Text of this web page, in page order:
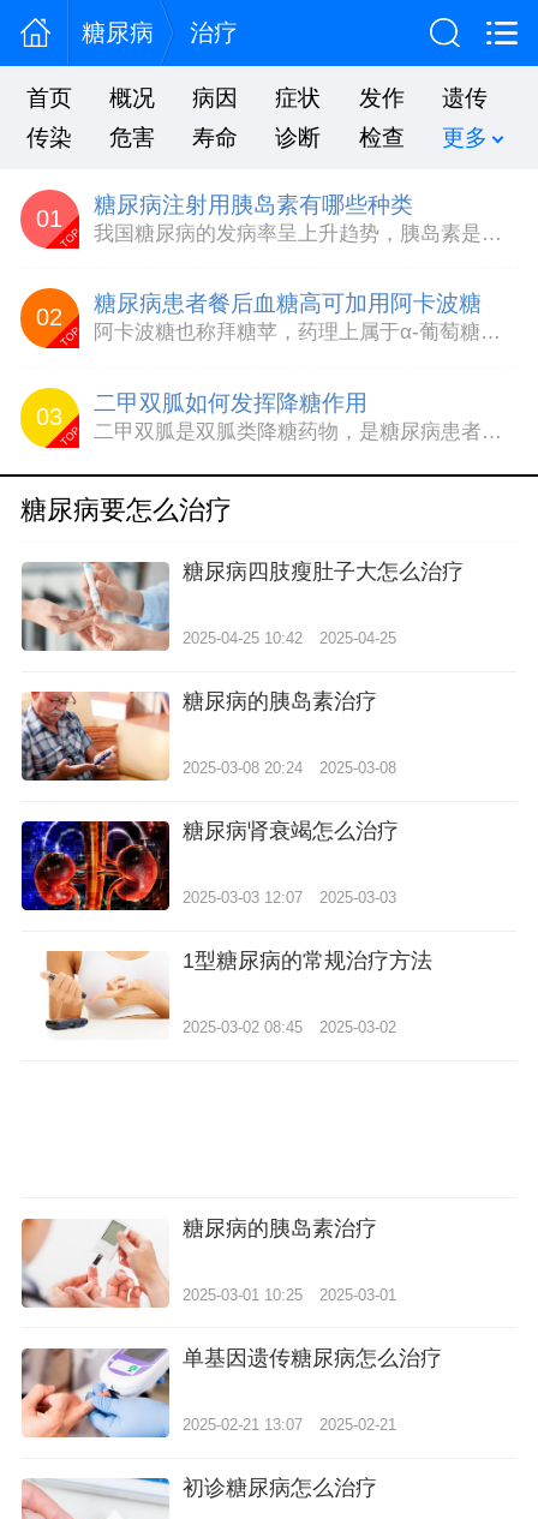
糖尿病 治疗
首页 概况 病因 症状 发作
遗传
传染
危害 寿命 诊断 检查 更多
01
TOP
糖尿病注射用胰岛素有哪些种类
我国糖尿病的发病率呈上升趋势，胰岛素是目前治疗糖尿病最有效的药物之一，根据胰岛素的来源不同，可分为动物胰岛素和重组人胰岛素两大类，目前重组人胰岛素由于药效好，不良反应少，在临床上广泛应用。动物胰岛素是从动物的胰腺中提取并纯化出来的胰岛素，主要有猪胰岛素原和牛胰岛素，目前我国主要应用的是猪胰岛素原。由于动物胰岛素提取自异种生物，其结构与人体自身生产的胰岛素有少...
02
TOP
糖尿病患者餐后血糖高可加用阿卡波糖
阿卡波糖也称拜糖苹，药理上属于α-葡萄糖苷酶抑制剂，其作用机理为可逆性地抑制小肠绒毛上的多种α-葡萄糖苷酶的活性，从而延缓食物中的碳水化合物向葡萄糖的转化，从而显着降低糖尿病患者的餐后血糖水平。阿卡波糖对于α-葡萄糖苷酶的抑制作用是可逆性的，但糖类的转化仅仅是被推迟，而不是被完全阻断，通过小肠或大肠吸收葡萄糖的速度减缓，血糖浓度平稳，平均值下降。因此，阿卡波...
03
TOP
二甲双胍如何发挥降糖作用
二甲双胍是双胍类降糖药物，是糖尿病患者的常用药，特别适合体重超重的2型糖尿病患者，其降糖方式与其他常用的口服降糖药不同，它不具有刺激胰岛素分泌的作用，也不能增加胰岛素的敏感性，也不能延缓糖类的吸收的作用。二甲双胍主要作用于胰岛外组织，通过增加肌肉对葡萄糖的摄取和利用，并可抑制肝糖原的输出，且有一定的胰岛素曾敏作用，从而发挥降低空腹血糖和餐后血糖的作用。二甲双...
糖尿病要怎么治疗
糖尿病四肢瘦肚子大怎么治疗
2025-04-25 10:42 2025-04-25
糖尿病的胰岛素治疗
2025-03-08 20:24 2025-03-08
糖尿病肾衰竭怎么治疗
2025-03-03 12:07 2025-03-03
1型糖尿病的常规治疗方法
2025-03-02 08:45 2025-03-02
糖尿病的胰岛素治疗
2025-03-01 10:25 2025-03-01
单基因遗传糖尿病怎么治疗
2025-02-21 13:07 2025-02-21
初诊糖尿病怎么治疗